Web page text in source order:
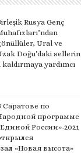
Rusya Genç
Ural ve
Doğu’daki sellerin
yardımcı
Саратове по
программе
России»-2021
«Новая высота»